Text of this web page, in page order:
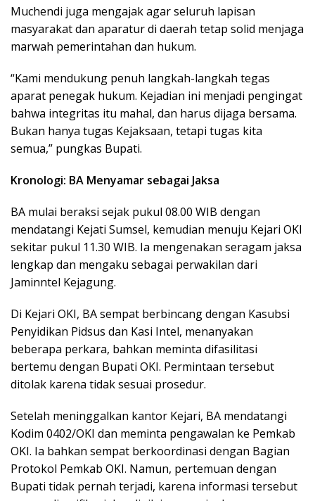
Muchendi juga mengajak agar seluruh lapisan
masyarakat dan aparatur di daerah tetap solid menjaga
marwah pemerintahan dan hukum.
“Kami mendukung penuh langkah-langkah tegas
aparat penegak hukum. Kejadian ini menjadi pengingat
bahwa integritas itu mahal, dan harus dijaga bersama.
Bukan hanya tugas Kejaksaan, tetapi tugas kita
semua,” pungkas Bupati.
Kronologi: BA Menyamar sebagai Jaksa
BA mulai beraksi sejak pukul 08.00 WIB dengan
mendatangi Kejati Sumsel, kemudian menuju Kejari OKI
sekitar pukul 11.30 WIB. Ia mengenakan seragam jaksa
lengkap dan mengaku sebagai perwakilan dari
Jaminntel Kejagung.
Di Kejari OKI, BA sempat berbincang dengan Kasubsi
Penyidikan Pidsus dan Kasi Intel, menanyakan
beberapa perkara, bahkan meminta difasilitasi
bertemu dengan Bupati OKI. Permintaan tersebut
ditolak karena tidak sesuai prosedur.
Setelah meninggalkan kantor Kejari, BA mendatangi
Kodim 0402/OKI dan meminta pengawalan ke Pemkab
OKI. Ia bahkan sempat berkoordinasi dengan Bagian
Protokol Pemkab OKI. Namun, pertemuan dengan
Bupati tidak pernah terjadi, karena informasi tersebut